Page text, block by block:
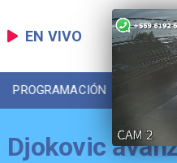
EN VIVO
PROGRAMACIÓN
Djokovic